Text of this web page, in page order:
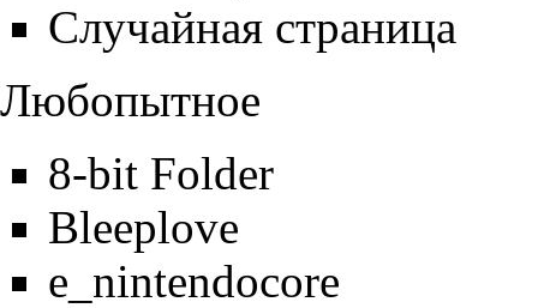
Случайная страница
Любопытное
8-bit Folder
Bleeplove
e_nintendocore